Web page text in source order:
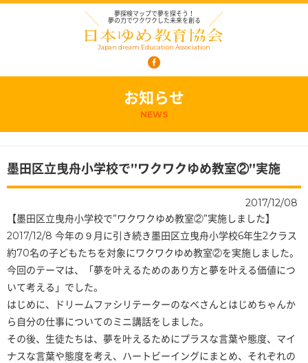
夢探検マップで夢を探そう！
夢の力でワクワクした未来を創る
Japan dream Education Association
お知らせ
NEWS
墨田区立曳舟小学校で”ワクワクゆめ教室②”実施
2017/12/08
【墨田区立曳舟小学校で”ワクワクゆめ教室②”実施しました】
2017/12/8 今年の９月に引き続き墨田区立曳舟小学校6年生2クラス
約70名の子どもたちを対象にワクワクゆめ教室②を実施しました。
今回のテーマは、「夢を叶えるためのあり方と夢を叶える価値につ
いて考える」でした。
はじめに、ドリームファシリテーターのなべさんとはじめちゃんか
ら自分の仕事についてのミニ講話をしました。
その後、生徒たちは、夢を叶えるためにプラスな言葉や態度、マイ
ナスな言葉や態度を考え、ハートビーイングにまとめ、それぞれの